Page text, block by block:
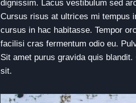
dignissim. Lacus vestibulum sed
Cursus risus at ultrices mi tempus
cursus in hac habitasse. Tempor
facilisi cras fermentum odio eu.
Sit amet purus gravida quis
sit.